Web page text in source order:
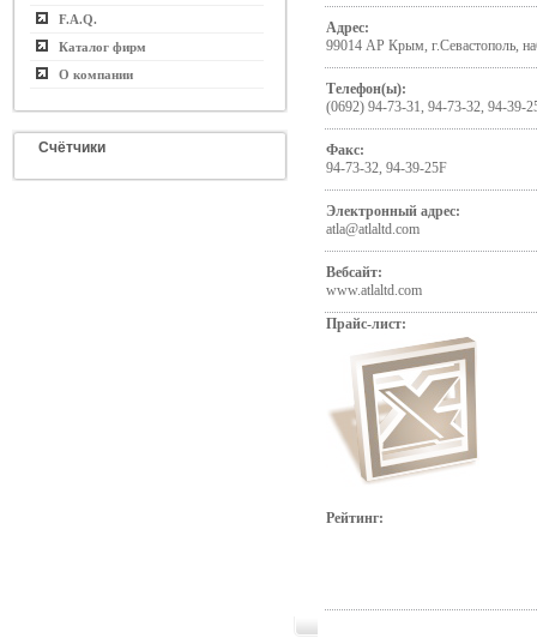
F.A.Q.
Каталог фирм
О компании
Счётчики
Адрес:
99014 АР Крым, г.Севастополь,
Телефон(ы):
(0692) 94-73-31, 94-73-32, 94-39-
Факс:
94-73-32, 94-39-25F
Электронный адрес:
atla@atlaltd.com
Вебсайт:
www.atlaltd.com
Прайс-лист:
Рейтинг: